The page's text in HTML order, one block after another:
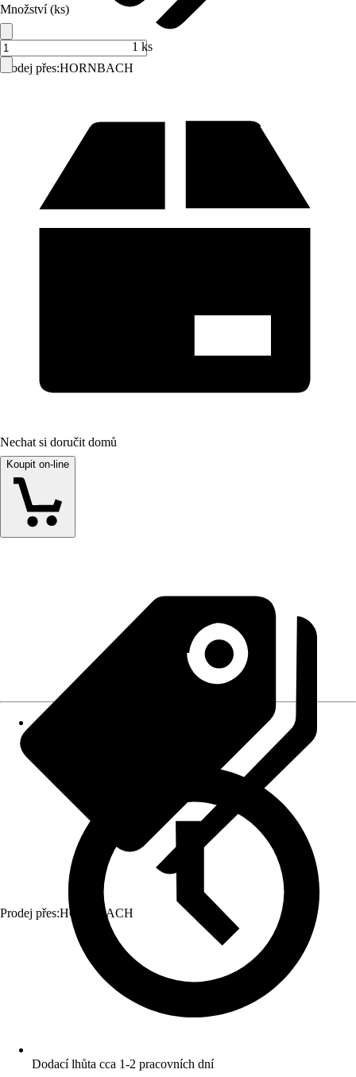
Prodej přes:HORNBACH
Množství (ks)
1 ks
Nechat si doručit domů
Koupit on-line
Prodej přes:HORNBACH
Dodací lhůta cca 1-2 pracovních dní